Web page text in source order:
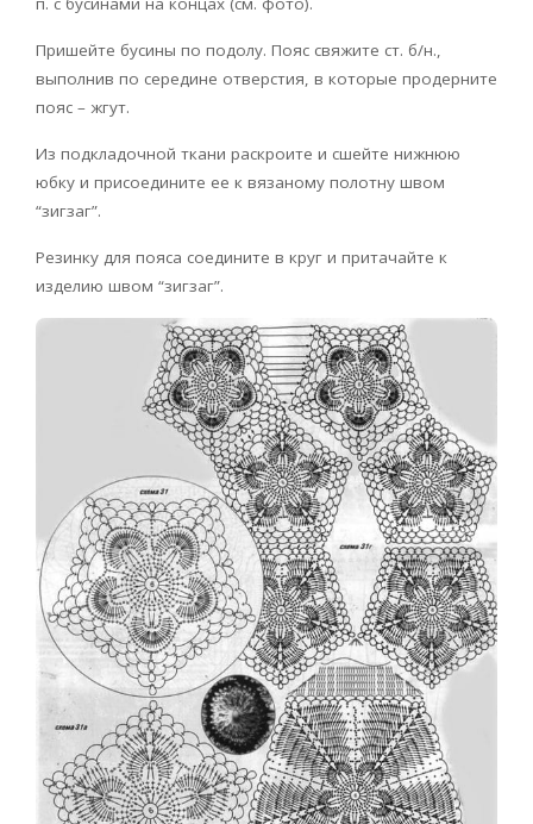
Пришейте бусины по подолу. Пояс свяжите ст. б/н.,
выполнив по середине отверстия, в которые продерните
пояс – жгут.
Из подкладочной ткани раскроите и сшейте нижнюю
юбку и присоедините ее к вязаному полотну швом
“зигзаг”.
Резинку для пояса соедините в круг и притачайте к
изделию швом “зигзаг”.